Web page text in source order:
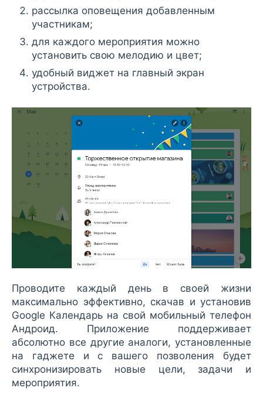
рассылка оповещения добавленным
участникам;
для каждого мероприятия можно
установить свою мелодию и цвет;
удобный виджет на главный экран
устройства.
Проводите каждый день в своей жизни
максимально эффективно, скачав и установив
Google Календарь на свой мобильный телефон
Андроид. Приложение поддерживает
абсолютно все другие аналоги, установленные
на гаджете и с вашего позволения будет
синхронизировать новые цели, задачи и
мероприятия.